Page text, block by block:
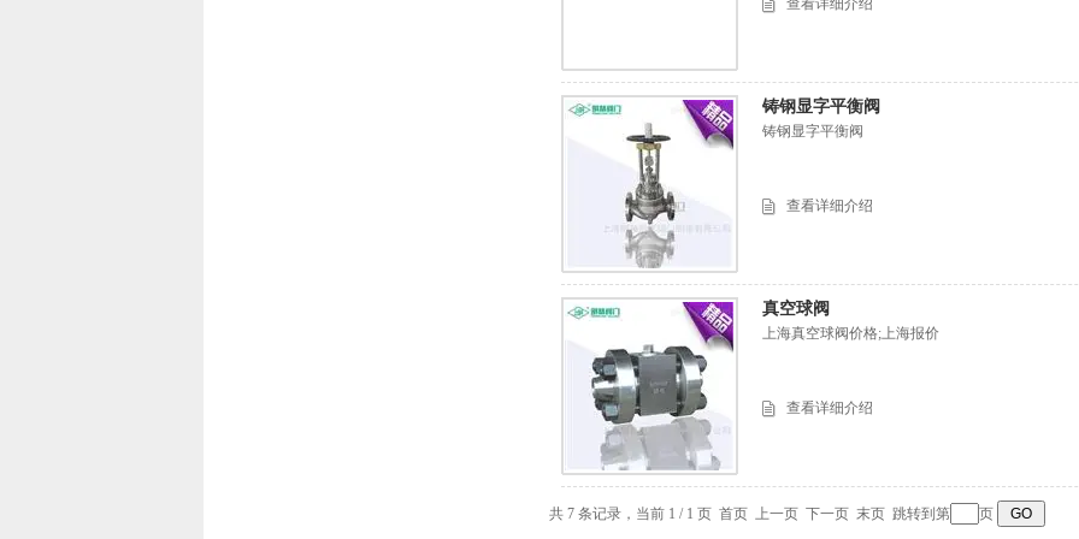
查看详细介绍
铸钢显字平衡阀
铸钢显字平衡阀
查看详细介绍
真空球阀
上海真空球阀价格;上海报价
查看详细介绍
共 7 条记录，当前 1 / 1 页 首页 上一页 下一页 末页 跳转到第 页